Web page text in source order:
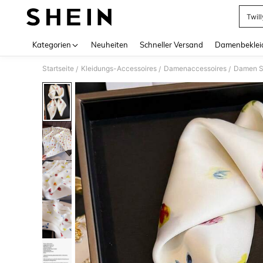
Kategorien Neuheiten Schneller Versand
Startseite / Kleidungs-Accessoires / Damenaccessoires / Damen